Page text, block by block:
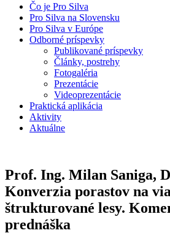
Čo je Pro Silva
Pro Silva na Slovensku
Pro Silva v Európe
Odborné príspevky
Publikované príspevky
Články, postrehy
Fotogaléria
Prezentácie
Videoprezentácie
Praktická aplikácia
Aktivity
Aktuálne
Prof. Ing. Milan Saniga,
Konverzia porastov na
štrukturované lesy.
prednáška